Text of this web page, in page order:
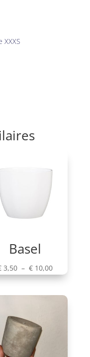
Basel
3,50 – €10,00Plage
de
prix :